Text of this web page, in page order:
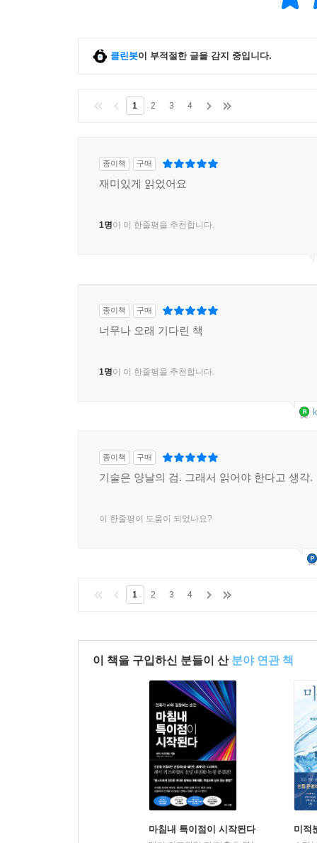
클린봇이 부적절한 글을 감지 중입니다.
1 2 3 4
종이책 구매
재미있게 읽었어요
1명이 이 한줄평을 추천합니다.
종이책 구매
너무나 오래 기다린 책
1명이 이 한줄평을 추천합니다.
종이책 구매
기술은 양날의 검. 그래서 읽어야 한다고 생각.
이 한줄평이 도움이 되었나요?
1 2 3 4
이 책을 구입하신 분들이 산 분야 연관 책
마침내 특이점이 시작된다 미적